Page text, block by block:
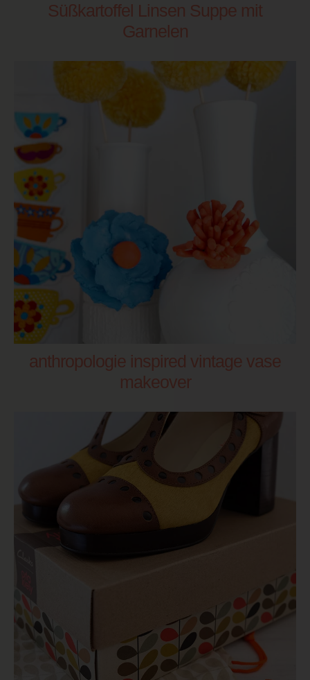
Süßkartoffel Linsen Suppe mit
Garnelen
anthropologie inspired vintage vase
makeover